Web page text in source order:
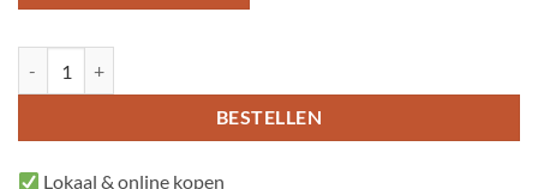
BESTELLEN
Lokaal & online kopen